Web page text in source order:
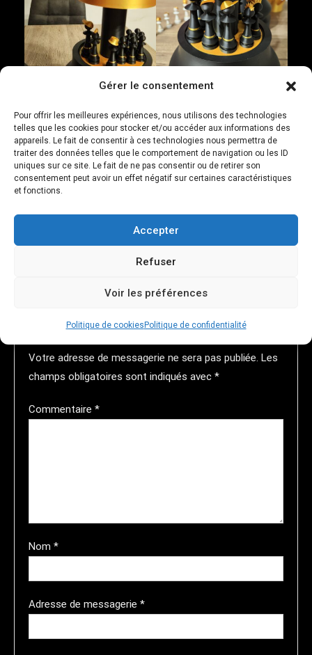
Gérer le consentement
Pour offrir les meilleures expériences, nous utilisons des technologies
telles que les cookies pour stocker et/ou accéder aux informations des
appareils. Le fait de consentir à ces technologies nous permettra de
traiter des données telles que le comportement de navigation ou les ID
uniques sur ce site. Le fait de ne pas consentir ou de retirer son
consentement peut avoir un effet négatif sur certaines caractéristiques
et fonctions.
Accepter
Refuser
Voir les préférences
Politique de cookies Politique de confidentialité
Laisser un commentaire
Votre adresse de messagerie ne sera pas publiée. Les
champs obligatoires sont indiqués avec *
Commentaire *
Nom *
Adresse de messagerie *